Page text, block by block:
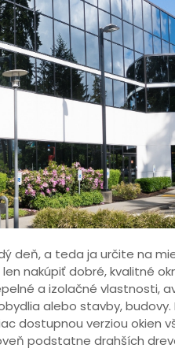
deň, a teda ja určite na
nakúpiť dobré, kvalitné
a izolačné vlastnosti,
alebo stavby, budovy.
dostupnou verziou okien
podstatne drahších